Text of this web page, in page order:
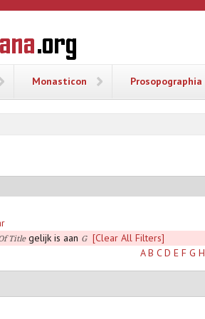
Monasticon Prosopographia
Titlegelijk is aan G
[Clear All Filters]
A B C D E F G H